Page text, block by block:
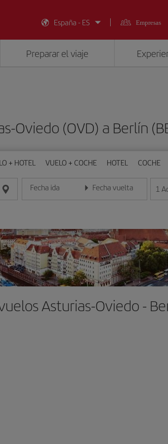
España - ES
Empresas
Preparar el viaje
Oviedo (OVD) a Berlín
+ HOTEL VUELO + COCHE HOTEL COCHE
Fecha ida
Introduce la fecha en formato día/mes/año
Fecha vuelta
Introduce la fecha en 1
Asturias-Oviedo -